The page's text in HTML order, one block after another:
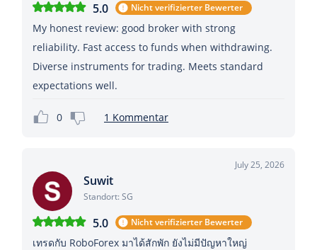
5.0 Nicht verifizierter Bewerter
My honest review: good broker with strong
reliability. Fast access to funds when withdrawing.
Diverse instruments for trading. Meets standard
expectations well.
0 1 Kommentar
July 25, 2026
Suwit
Standort: SG
5.0 Nicht verifizierter Bewerter
เทรดกับ RoboForex มาได้สักพัก ยังไม่มีปัญหาใหญ่